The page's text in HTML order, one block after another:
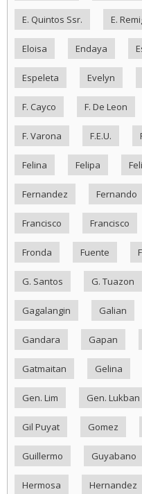
E. Quintos Ssr. E.
Eloisa Endaya
Espeleta Evelyn
F. Cayco F. De Leon
F. Varona F.E.U.
Felina Felipa
Fernandez Fernando
Francisco Francisco
Fronda Fuente
G. Santos G. Tuazon
Gagalangin Galian
Gandara Gapan
Gatmaitan Gelina
Gen. Lim Gen. Lukban
Gil Puyat Gomez
Guillermo Guyabano
Hermosa Hernandez